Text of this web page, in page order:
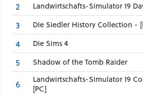
2 Landwirtschafts-Simulator 19
3 Die Siedler History Collection -
4 Die Sims 4
5 Shadow of the Tomb Raider
6
Landwirtschafts-Simulator 19
[PC]